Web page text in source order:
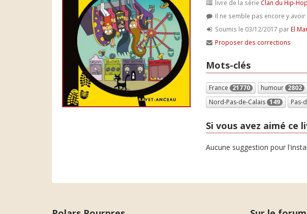
livre de la série Clan du Hip-Hop
Il ne semble pas encore y
Soumis le 03/12/2017 par El
Proposer des corrections
Mots-clés
France 21770 humour 2802
Nord-Pas-de-Calais 149 Pas-
Si vous avez aimé ce
Aucune suggestion pour